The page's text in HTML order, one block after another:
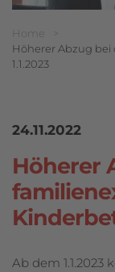
Sie befinden sich
Home
Höherer Abzug
1.1.2023
24.11.2022
Höherer
Ab dem